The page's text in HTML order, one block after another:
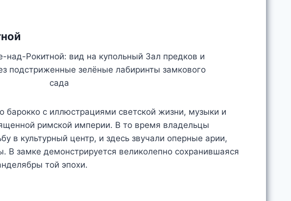
барокко с иллюстрациями светской жизни, музыки и
римской империи. В то время владельцы
в культурный центр, и здесь звучали оперные арии,
В замке демонстрируется великолепно сохранившаяся
той эпохи.